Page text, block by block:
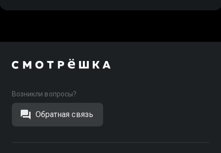
Возникли вопросы?
Обратная связь